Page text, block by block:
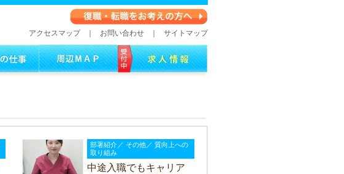
アクセスマップ お問い合わせ サイトマップ
部署紹介／ その他／ 質向上への
取り組み
中途入職でもキャリア